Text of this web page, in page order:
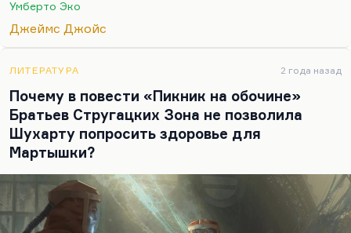
сумасшедшем безумном языке, на котором она
думала. Не знаю. В любом случае, лучший анализ
Брэдбери «Modern World».
Есть замечательная книга…
Умберто Эко
Джеймс Джойс
ЛИТЕРАТУРА 2 года назад
Почему в повести «Пикник на обочине»
Братьев Стругацких Зона не позволила
Шухарту попросить здоровье для
Мартышки?